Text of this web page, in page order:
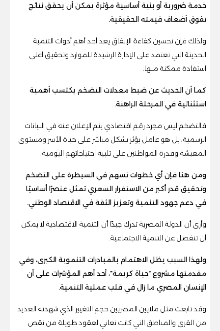
خدمة ضرورية أو بنية أساسية مؤثرة يمكن أن يحقق نتائج
تفوق أضعاف قيمته الحقيقية.
ولذلك فإن تحسين كفاءة الإنفاق يعد أحد أهم أدوات التنمية
الحديثة التي تعتمد على الإدارة الرشيدة للموارد وتحقيق أعلى
استفادة ممكنة منها.
كما أن الحديث عن ضبط معدلات التضخم يكتسب أهمية
استثنائية في المرحلة الراهنة.
فالتضخم ليس مجرد رقم اقتصادي يتم الإعلان عنه في البيانات
الرسمية، بل هو عامل يؤثر بشكل مباشر على حياة الأسر ومستوى
المعيشة وقدرة المواطنين على تلبية احتياجاتهم اليومية.
ومن هنا فإن أي خطوات تسهم في السيطرة على التضخم
وتحقيق قدر أكبر من الاستقرار السعري تمثل عنصرًا أساسيًا
في دعم جهود التنمية وتعزيز الثقة في الاقتصاد الوطني.
وأرى أن الدولة المصرية تدرك جيدًا أن التنمية الاقتصادية لا يمكن
أن تنفصل عن التنمية الاجتماعية.
ولهذا السبب يظل الاهتمام بالمبادرات التنموية الكبرى، وفي
مقدمتها مشروع "حياة كريمة"، أحد أهم المؤشرات على أن
الإنسان المصري ما زال في قلب عملية التنمية.
وقد تابعت مثل ملايين المصريين حجم التغيير الذي شهدته العديد
من القرى والمناطق التي كانت تعاني لعقود طويلة من نقص